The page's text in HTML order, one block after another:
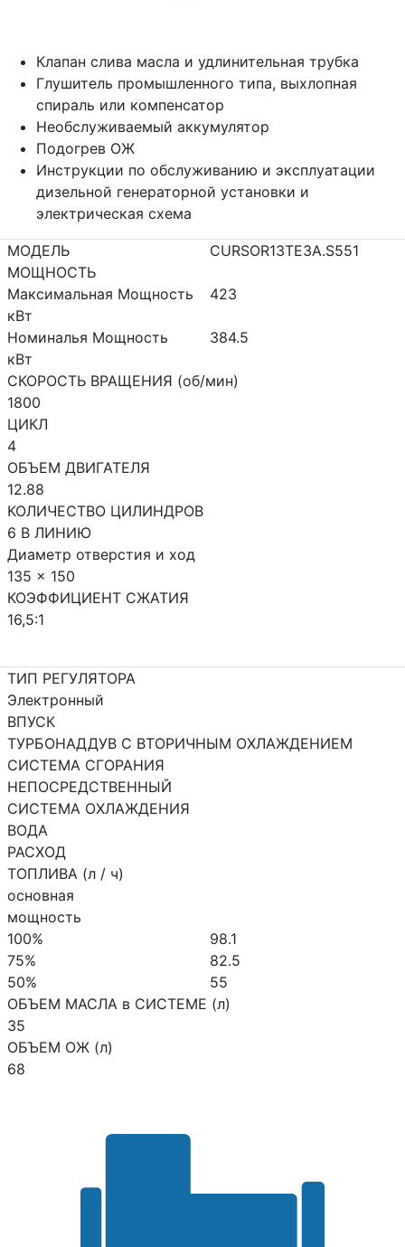
Клапан слива масла и удлинительная трубка
Глушитель промышленного типа, выхлопная
спираль или компенсатор
Необслуживаемый аккумулятор
Подогрев ОЖ
Инструкции по обслуживанию и эксплуатации
дизельной генераторной установки и
электрическая схема
МОДЕЛЬ
CURSOR13TE3A.S551
МОЩНОСТЬ
Максимальная Мощность
кВт
423
Номиналья Мощность
кВт
384.5
СКОРОСТЬ ВРАЩЕНИЯ (об/мин)
1800
ЦИКЛ
4
ОБЪЕМ ДВИГАТЕЛЯ
12.88
КОЛИЧЕСТВО ЦИЛИНДРОВ
6 В ЛИНИЮ
Диаметр отверстия и ход
135 x 150
КОЭФФИЦИЕНТ СЖАТИЯ
16,5:1
ТИП РЕГУЛЯТОРА
Электронный
ВПУСК
ТУРБОНАДДУВ С ВТОРИЧНЫМ ОХЛАЖДЕНИЕМ
СИСТЕМА СГОРАНИЯ
НЕПОСРЕДСТВЕННЫЙ
СИСТЕМА ОХЛАЖДЕНИЯ
ВОДА
РАСХОД
ТОПЛИВА (л / ч)
основная
мощность
100%
98.1
75%
82.5
50%
55
ОБЪЕМ МАСЛА в СИСТЕМЕ (л)
35
ОБЪЕМ ОЖ (л)
68